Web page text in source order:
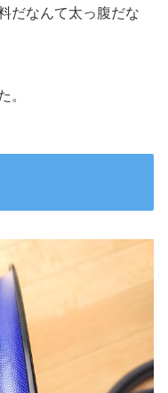
だなんて太っ腹だな